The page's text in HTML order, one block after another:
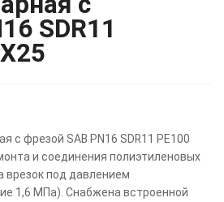
SDR11
с фрезой SAB PN16 SDR11 PE100
и соединения полиэтиленовых
врезок под давлением
1,6 МПа). Снабжена встроенной